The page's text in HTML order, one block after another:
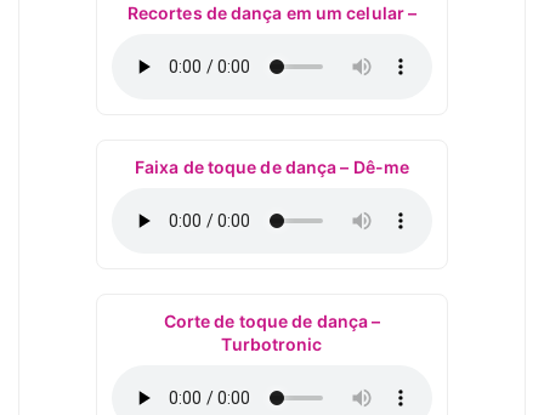
Recortes de dança em um celular –
Faixa de toque de dança – Dê-me
Corte de toque de dança –
Turbotronic